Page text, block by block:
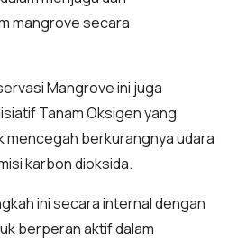
mangrove secara
Mangrove ini juga
Tanam Oksigen yang
mencegah berkurangnya udara
karbon dioksida.
ini secara internal dengan
berperan aktif dalam